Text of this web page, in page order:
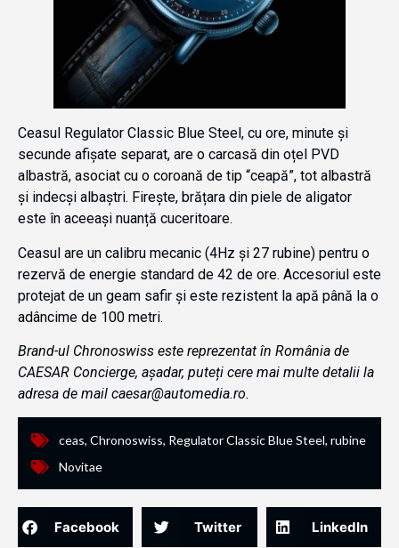
Ceasul Regulator Classic Blue Steel, cu ore, minute și
secunde afișate separat, are o carcasă din oțel PVD
albastră, asociat cu o coroană de tip “ceapă”, tot albastră
și indecși albaștri. Firește, brățara din piele de aligator
este în aceeași nuanță cuceritoare.
Ceasul are un calibru mecanic (4Hz și 27 rubine) pentru o
rezervă de energie standard de 42 de ore. Accesoriul este
protejat de un geam safir și este rezistent la apă până la o
adâncime de 100 metri.
Brand-ul Chronoswiss este reprezentat în România de
CAESAR Concierge, așadar, puteți cere mai multe detalii la
adresa de mail caesar@automedia.ro.
ceas, Chronoswiss, Regulator Classic Blue Steel, rubine
Novitae
Facebook Twitter LinkedIn